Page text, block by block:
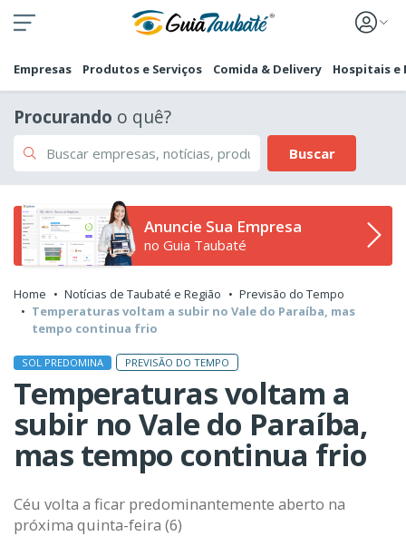
Empresas Produtos e Serviços Comida & Delivery Hospitais e
Procurando o quê?
Buscar
Anuncie Sua Empresa
no Guia Taubaté
Home Notícias de Taubaté e Região
Previsão do Tempo
Temperaturas voltam a subir no Vale do Paraíba, mas
tempo continua frio
SOL PREDOMINA PREVISÃO DO TEMPO
Temperaturas voltam a
subir no Vale do Paraíba,
mas tempo continua frio
Céu volta a ficar predominantemente aberto na
próxima quinta-feira (6)